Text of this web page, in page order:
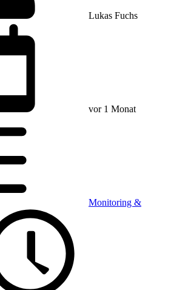
Lukas Fuchs
vor 1 Monat
Monitoring &